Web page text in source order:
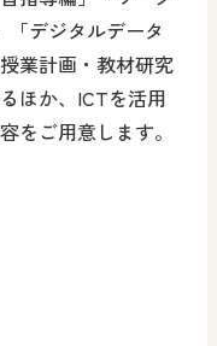
「デジタルデータ
業計画・教材研究
ほか、ICTを活用
をご用意します。